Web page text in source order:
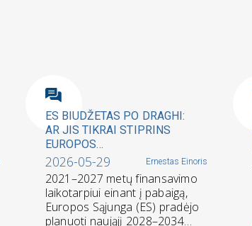
ES BIUDŽETAS PO DRAGHI:
AR JIS TIKRAI STIPRINS
EUROPOS
KONKURENCINGUMĄ?
2026-05-29 Ernestas Einoris
2021–2027 metų finansavimo
laikotarpiui einant į pabaigą,
Europos Sąjunga (ES) pradėjo
planuoti naująjį 2028–2034